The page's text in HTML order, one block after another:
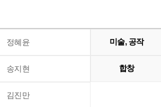
정혜윤 미술, 공작
송지현 합창
김진만